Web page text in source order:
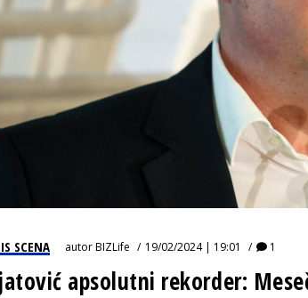
SCENA autorBIZLife 19/02/2024 | 19:01 1
apsolutni rekorder: